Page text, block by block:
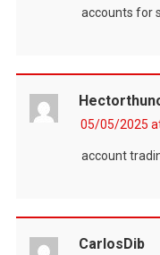
accounts for
05/05/2025
account
CarlosDib